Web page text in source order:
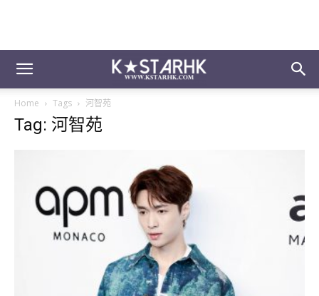
Home Tags 河智苑
Tag: 河智苑